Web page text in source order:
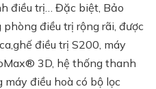
điều trị… Đặc biệt, Bảo
điều trị rộng rãi, được
điều trị S200, máy
3D, hệ thống thanh
điều hoà có bộ lọc